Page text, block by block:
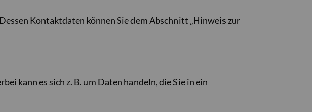
Kontaktdaten können Sie dem Abschnitt „Hinweis zur
kann es sich z. B. um Daten handeln, die Sie in ein